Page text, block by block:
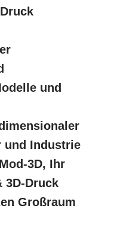
und
und Industrie
3D, Ihr
3D-Druck
Großraum